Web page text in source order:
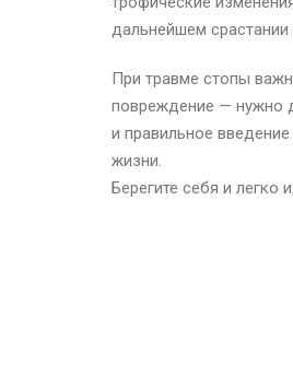
дальнейшем
При травме стопы
повреждение — нужно
и правильное
жизни.
Берегите себя и легко